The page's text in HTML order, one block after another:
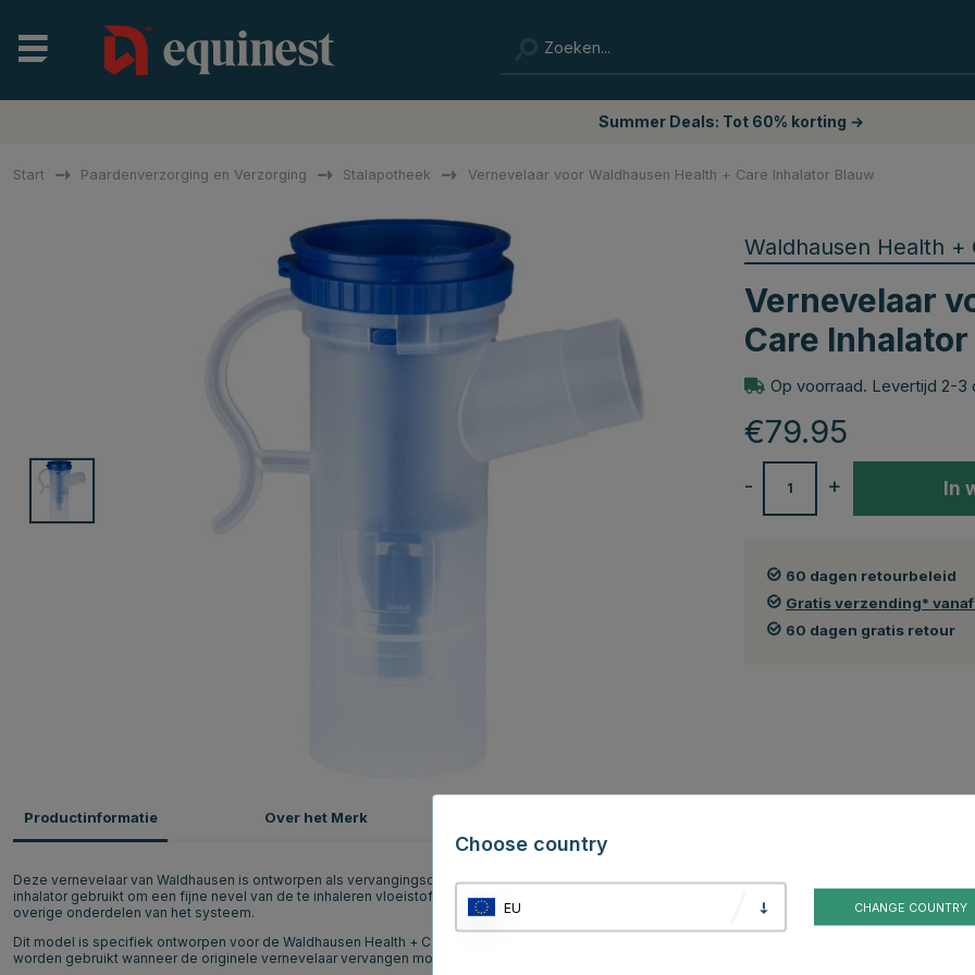
Summer Deals: Tot 60% korting →
Start Paardenverzorging en Verzorging Stalapotheek Vernevelaar voor Waldhausen Health + Care Inhalator Blauw
Waldhausen Health +
Vernevelaar
Care
Op voorraad. Levertijd 2-3
€79.95
+
- In
60 dagen retourbeleid
Gratis verzending*
60 dagen gratis retour
Productinformatie
Deze vernevelaar van Waldhausen is ontworpen als vervangingsonderdeel voor de Waldhausen Health + Care Inhalator. Hij wordt samen met de
inhalator gebruikt om een fijne nevel van de te inhaleren vloeistof te produceren. De vernevelaar wordt geleverd in een blauwe kleur die past bij de
overige onderdelen van het systeem.
Dit model is specifiek ontworpen voor de Waldhausen Health + Care Inhalator en is daardoor perfect afgestemd op deze apparatuur. Het kan
worden gebruikt wanneer de originele vernevelaar vervangen moet worden of als reserveonderdeel.
Over het Merk
Choose country
EU CHANGE COUNTRY